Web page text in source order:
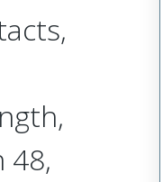
48,